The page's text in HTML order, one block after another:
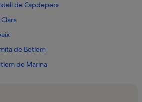
de Capdepera
de Betlem
de Marina